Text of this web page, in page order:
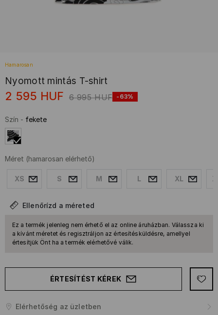
Hamarosan
Nyomott mintás T-shirt
2 595 HUF 6 995 HUF -63%
Szín - fekete
Méret (hamarosan elérhető)
XS S M L XL
Ellenőrízd a méreted
Ez a termék jelenleg nem érhető el az online áruházban. Válassza ki
a kívánt méretet és regisztráljon az értesítésküldésre, amellyel
értesítjük Önt ha a termék elérhetővé válik.
ÉRTESÍTÉST KÉREK
Elérhetőség az üzletben